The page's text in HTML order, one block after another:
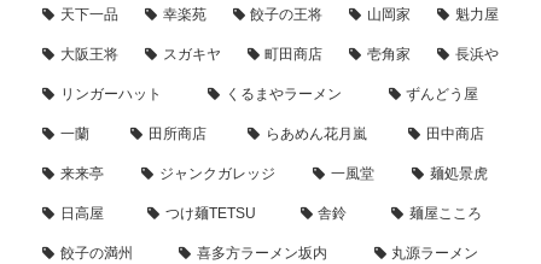
天下一品 幸楽苑 餃子の王将 山岡家 魁力屋
大阪王将 スガキヤ 町田商店 壱角家 長浜や
リンガーハット くるまやラーメン ずんどう屋
一蘭 田所商店 らあめん花月嵐 田中商店
来来亭 ジャンクガレッジ 一風堂 麺処景虎
日高屋 つけ麺TETSU 舎鈴 麺屋こころ
餃子の満州 喜多方ラーメン坂内 丸源ラーメン